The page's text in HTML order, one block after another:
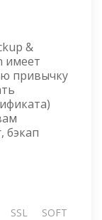
&
имеет
привычку
бэкап
SSL SOFT